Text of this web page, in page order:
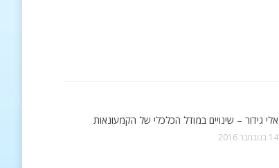
אלי גידור – שינויים במודל הכלכלי של הקמעונאות
14 בנובמבר 2016